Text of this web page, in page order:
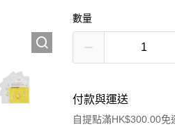
數量
付款與運送
自提點滿HK$300.00免